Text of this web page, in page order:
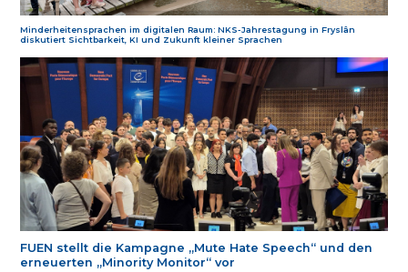
Minderheitensprachen im digitalen Raum: NKS-Jahrestagung in Fryslân
diskutiert Sichtbarkeit, KI und Zukunft kleiner Sprachen
FUEN stellt die Kampagne „Mute Hate Speech“ und den
erneuerten „Minority Monitor“ vor